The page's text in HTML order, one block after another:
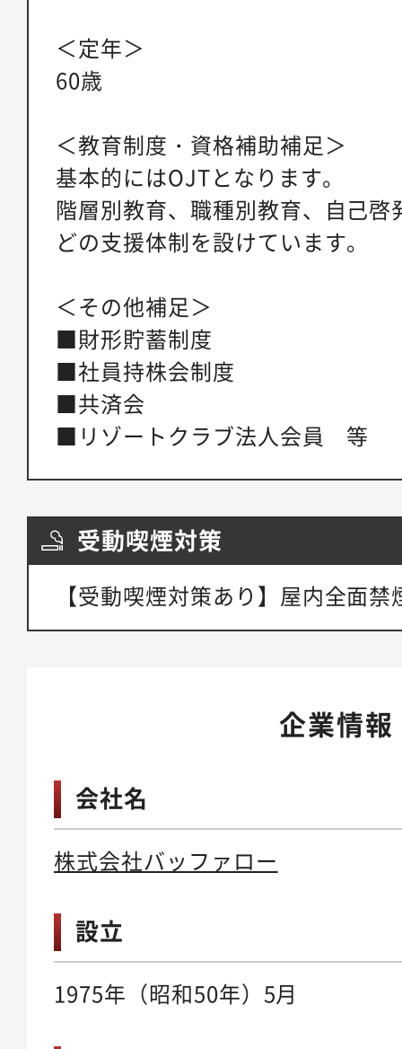
＜定年＞
60歳
＜教育制度・資格補助補足＞
基本的にはOJTとなります。
階層別教育、職種別教育、自己
どの支援体制を設けています。
＜その他補足＞
■財形貯蓄制度
■社員持株会制度
■共済会
■リゾートクラブ法人会員 等
受動喫煙対策
【受動喫煙対策あり】屋内全面禁
企業情報
会社名
株式会社バッファロー
設立
1975年（昭和50年）5月